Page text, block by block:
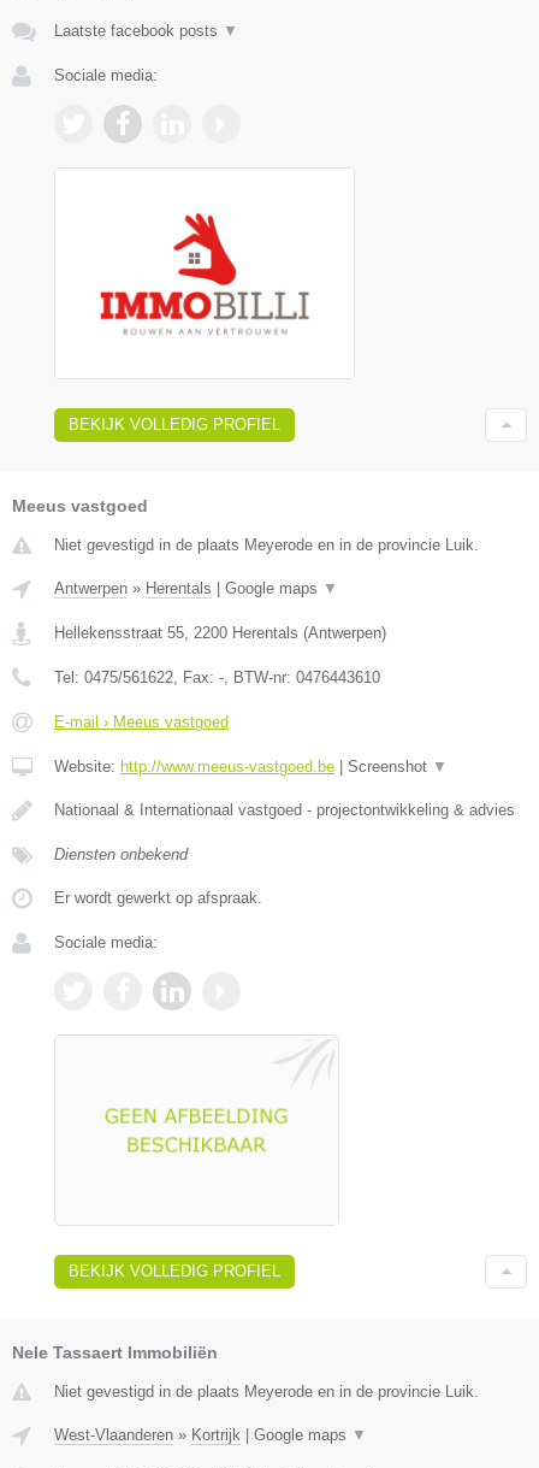
Laatste facebook posts ▼
Sociale media:
BEKIJK VOLLEDIG PROFIEL
Meeus vastgoed
Niet gevestigd in de plaats Meyerode en in de provincie Luik.
Antwerpen » Herentals Google maps ▼
Hellekensstraat 55, 2200 Herentals (Antwerpen)
Tel: 0475/561622, Fax: -, BTW-nr: 0476443610
E-mail › Meeus vastgoed
Website: http://www.meeus-vastgoed.be Screenshot ▼
Nationaal & Internationaal vastgoed - projectontwikkeling & advies
Diensten onbekend
Er wordt gewerkt op afspraak.
Sociale media:
BEKIJK VOLLEDIG PROFIEL
Nele Tassaert Immobiliën
Niet gevestigd in de plaats Meyerode en in de provincie Luik.
West-Vlaanderen » Kortrijk Google maps ▼